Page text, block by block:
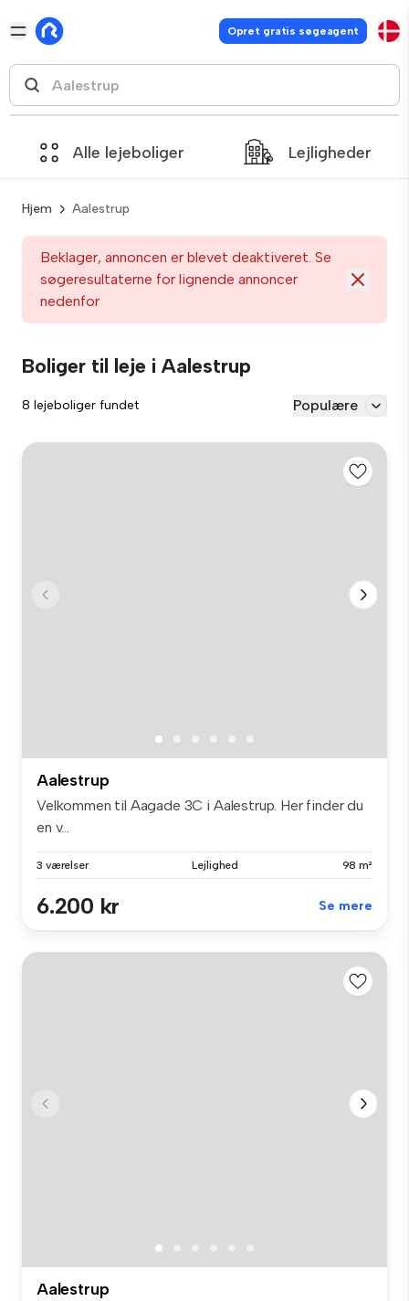
Opret gratis søgeagent
Alle lejeboliger Lejligheder
Hjem Aalestrup
Beklager, annoncen er blevet deaktiveret. Se
søgeresultaterne for lignende annoncer
nedenfor
Boliger til leje i Aalestrup
8 lejeboliger fundet Populære
Aalestrup
Velkommen til Aagade 3C i Aalestrup. Her finder du
en v...
3 værelser Lejlighed 98 m²
6.200 kr Se mere
Aalestrup